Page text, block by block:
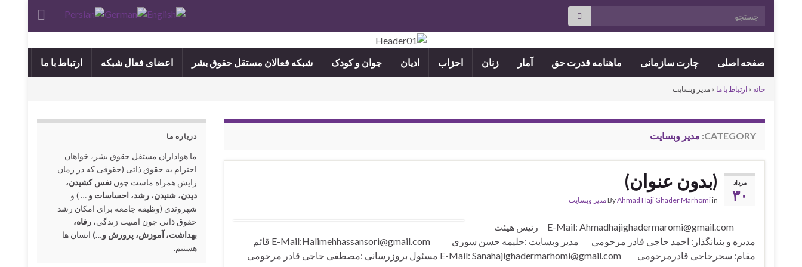
صفحه اصلی چارت سازمانی ماهنامه قدرت حق آمار زنان احزاب ادیان جوان و کودک شبکه فعالان مستقل حقوق بشر اعضای فعال شبکه ارتباط با ما
خانه » ارتباط با ما » مدیر وبسایت
CATEGORY: مدیر وبسایت
مرداد
۳۰
(بدون عنوان)
ByAhmad Haji Ghader Marhomiin مدیر وبسایت
E-Mail: Ahmadhajighadermaromi@gmail.com رئیس هیئت
مدیره و بنیانگذار: احمد حاجی قادر مرحومی مدیر وبسایت :حلیمه حسن سوری E-Mail:Halimehhassansori@gmail.com قائم
مقام: سحرحاجی قادرمرحومی E-Mail: Sanahajighadermarhomi@gmail.com مسئول بروزرسانی :مصطفی حاجی قادر مرحومی
درباره ما
ما هواداران مستقل حقوق بشر، خواهان
احترام به حقوق ذاتی (حقوقی که در زمان
زایش همراه ماست چوننفس کشیدن،
دیدن، شنیدن، رشد، احساسات و … ) و
شهروندی (وظیفه جامعه برای امکان رشد
حقوق ذاتی چون امنیت زندگی،رفاه،
بهداشت، آموزش، پرورش و…) انسان ها
هستیم.